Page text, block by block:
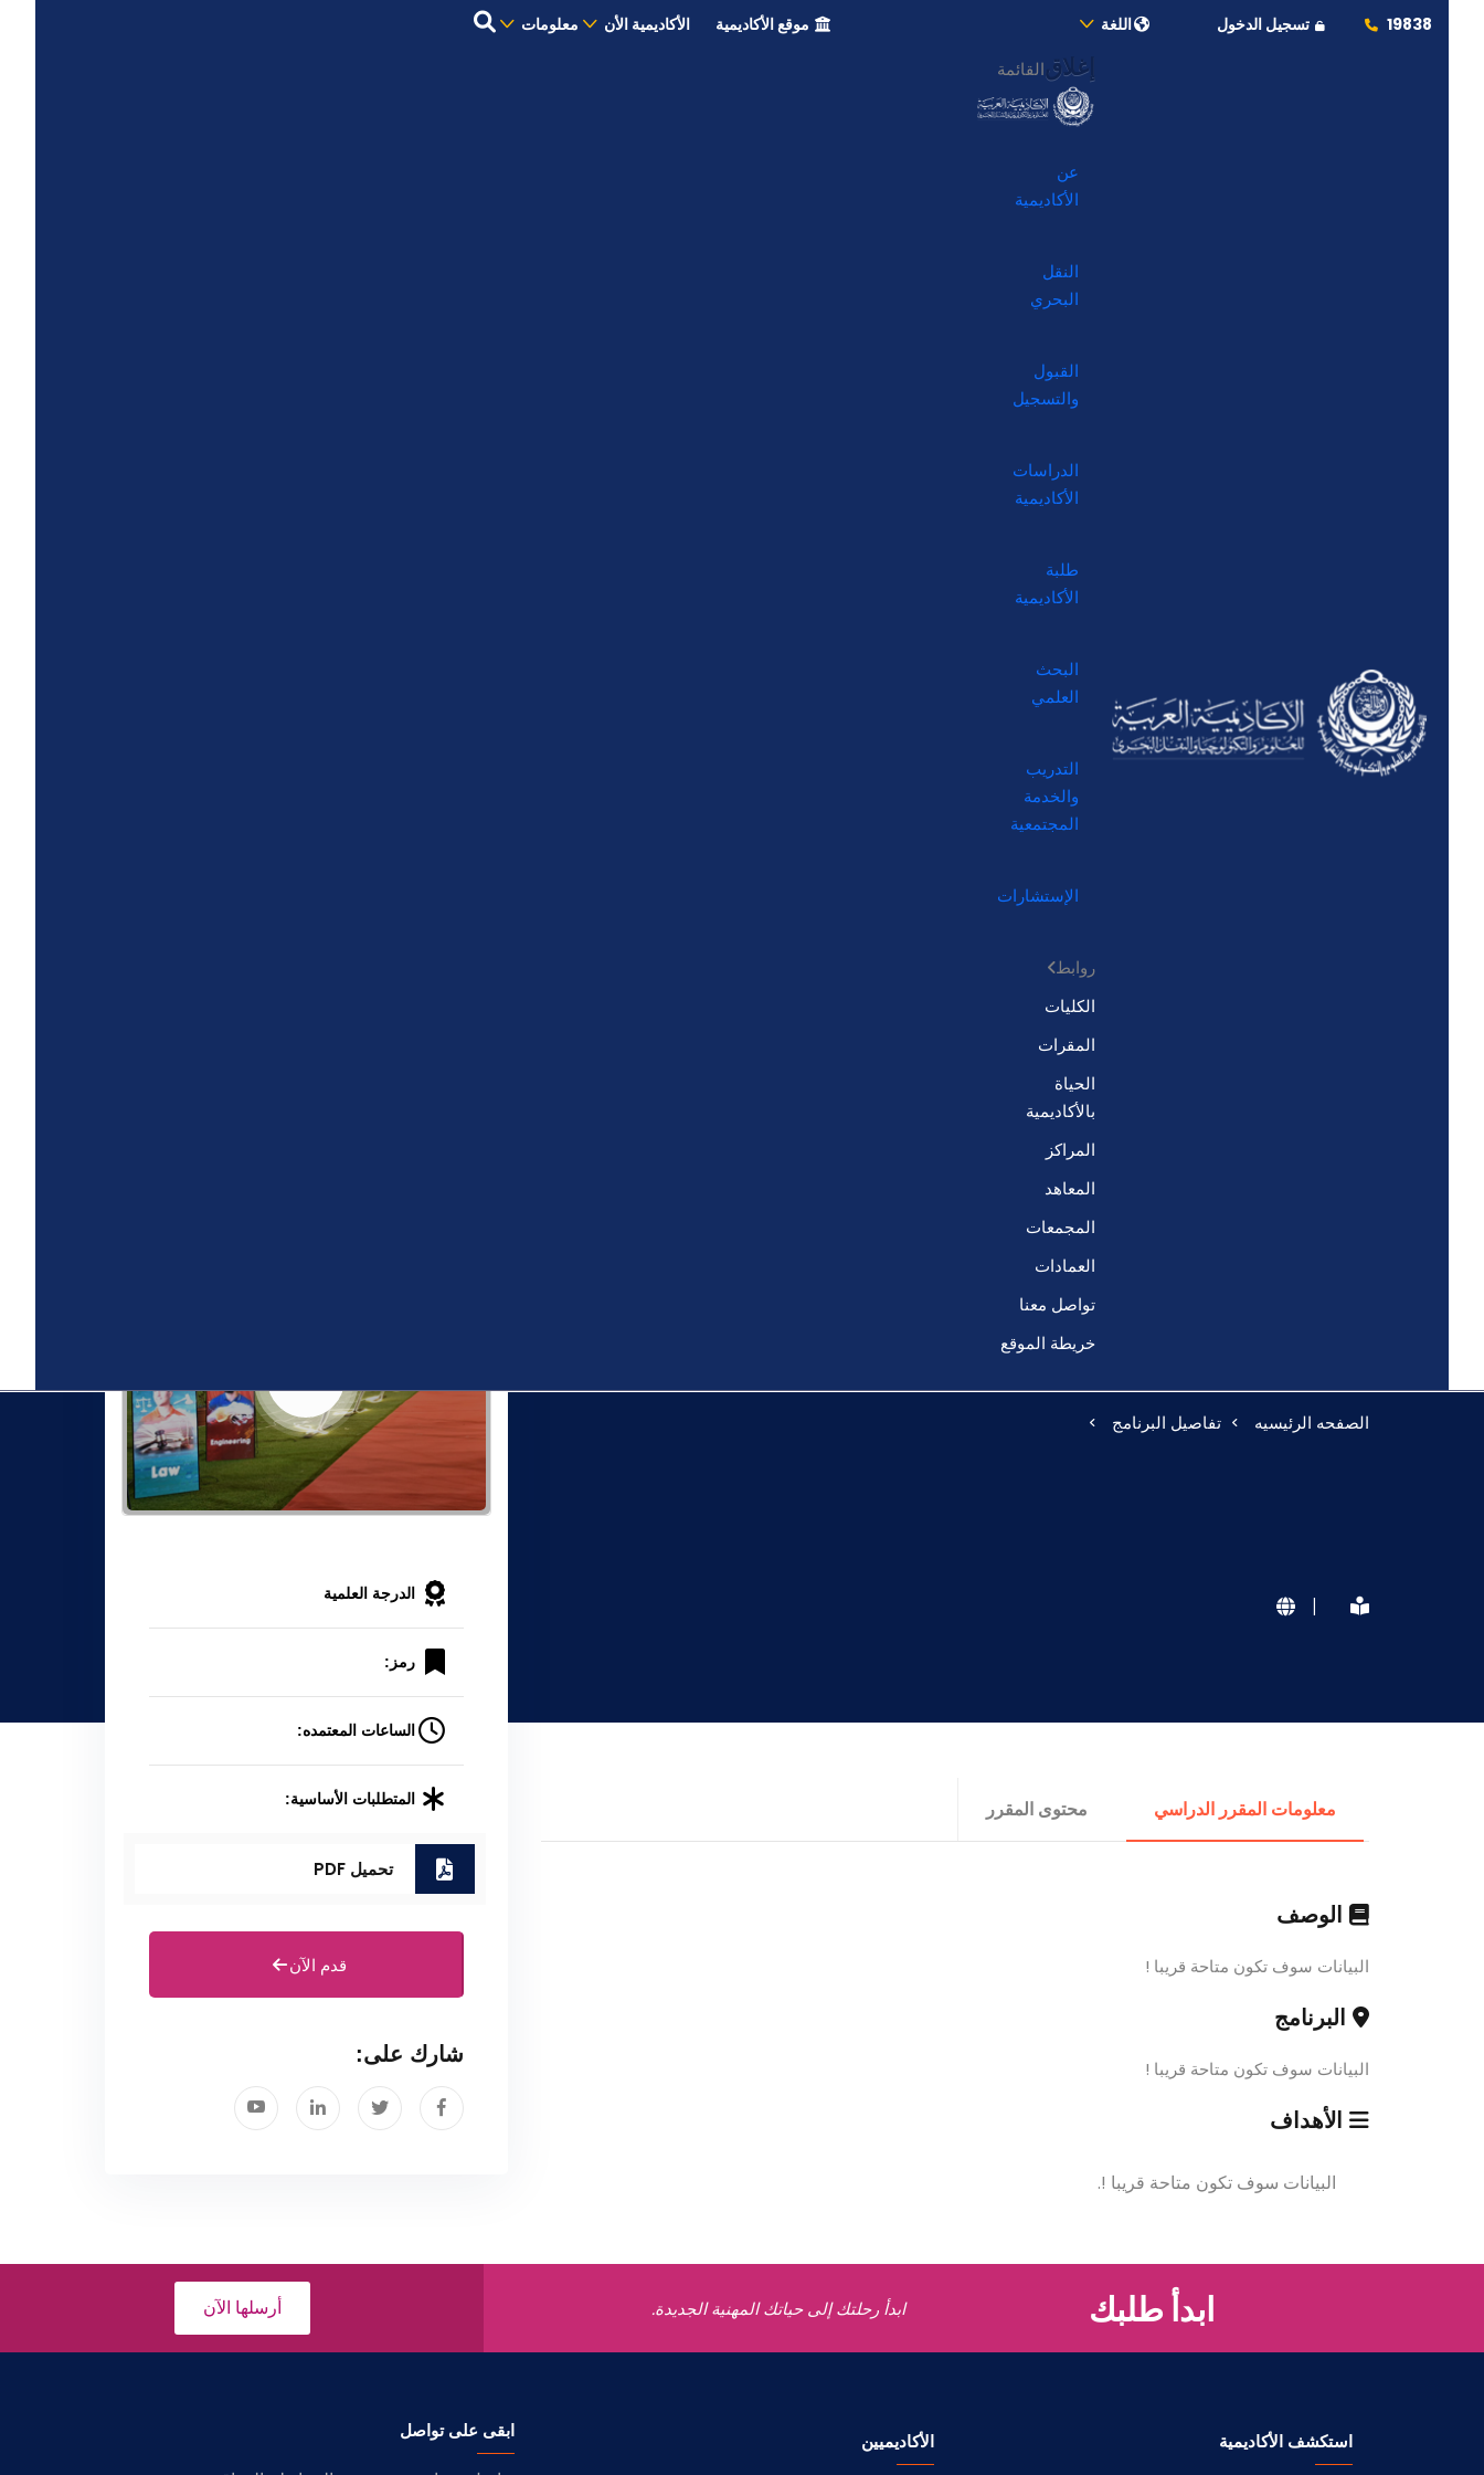
19838 تسجيل الدخول اللغة موقع الأكاديمية الأكاديمية الأن معلومات
إغلاق القائمة
عن
الأكاديمية
النقل
البحري
القبول
والتسجيل
الدراسات
الأكاديمية
طلبة
الأكاديمية
البحث
العلمي
التدريب
والخدمة
المجتمعية
الإستشارات
روابط
الكليات
المقرات
الحياة
بالأكاديمية
المراكز
المعاهد
المجمعات
العمادات
تواصل معنا
خريطة الموقع
الصفحه الرئيسيه تفاصيل البرنامج
|
معلومات المقرر الدراسي محتوى المقرر
الوصف
البيانات سوف تكون متاحة قريبا !
البرنامج
البيانات سوف تكون متاحة قريبا !
الأهداف
البيانات سوف تكون متاحة قريبا !.
الدرجة العلمية
رمز:
الساعات المعتمده:
المتطلبات الأساسية:
تحميل PDF
قدم الآن
شارك على:
ابدأ طلبك ابدأ رحلتك إلى حياتك المهنية الجديدة. أرسلها الآن
استكشف الأكاديمية الأكاديميين
ابقى على تواصل